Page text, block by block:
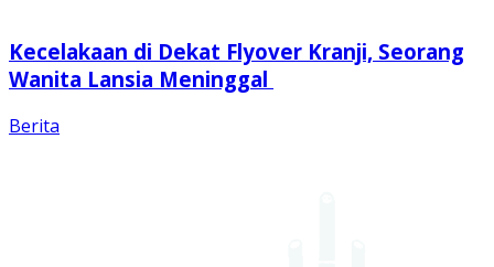
Kecelakaan di Dekat Flyover Kranji, Seorang
Wanita Lansia Meninggal
Berita